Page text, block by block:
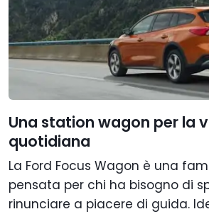
Una station wagon per la
quotidiana
La Ford Focus Wagon è una
pensata per chi ha bisogno di
rinunciare a piacere di guida.